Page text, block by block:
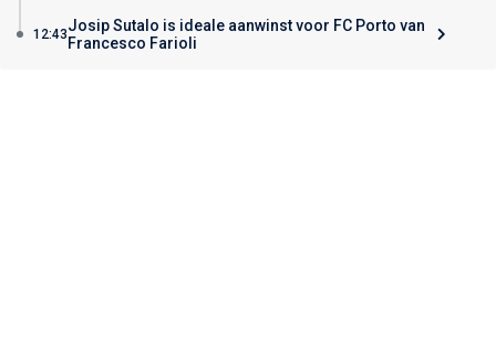
12:43Josip Sutalo is ideale aanwinst voor FC Porto van
Francesco Farioli